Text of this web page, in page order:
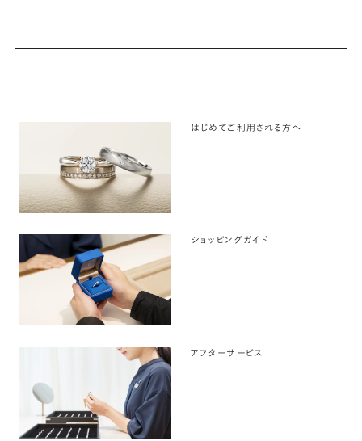
はじめてご利用される方へ
ショッピングガイド
アフターサービス